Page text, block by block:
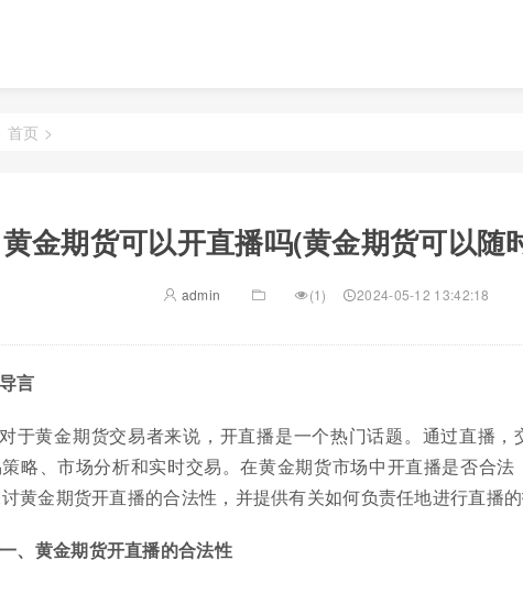
首页 >
黄金期货可以开直播吗(黄金期货可以随
admin (1) 2024-05-12 13:42:18
导言
对于黄金期货交易者来说，开直播是一个热门话题。通过直播，
略、市场分析和实时交易。在黄金期货市场中开直播是否合法
黄金期货开直播的合法性，并提供有关如何负责任地进行直播的
一、黄金期货开直播的合法性